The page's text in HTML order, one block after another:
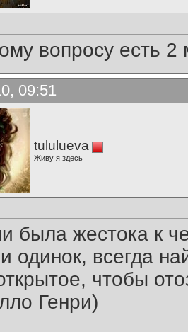
вопросу есть
09:51
tululueva
Живу я здесь
была жестока к
одинок, всегда
чтобы
Генри)